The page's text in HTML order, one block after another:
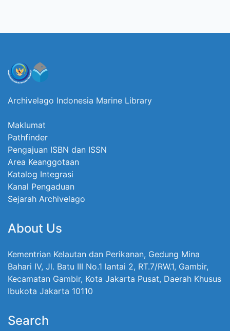
Archivelago Indonesia Marine Library
Maklumat
Pathfinder
Pengajuan ISBN dan ISSN
Area Keanggotaan
Katalog Integrasi
Kanal Pengaduan
Sejarah Archivelago
About Us
Kementrian Kelautan dan Perikanan, Gedung Mina
Bahari IV, Jl. Batu III No.1 lantai 2, RT.7/RW.1, Gambir,
Kecamatan Gambir, Kota Jakarta Pusat, Daerah Khusus
Ibukota Jakarta 10110
Search